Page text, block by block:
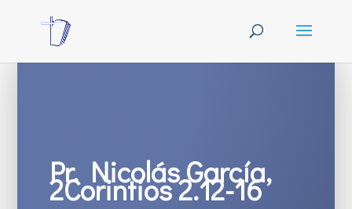
Pr. Nicolás García,
2Corintios 2.12-16